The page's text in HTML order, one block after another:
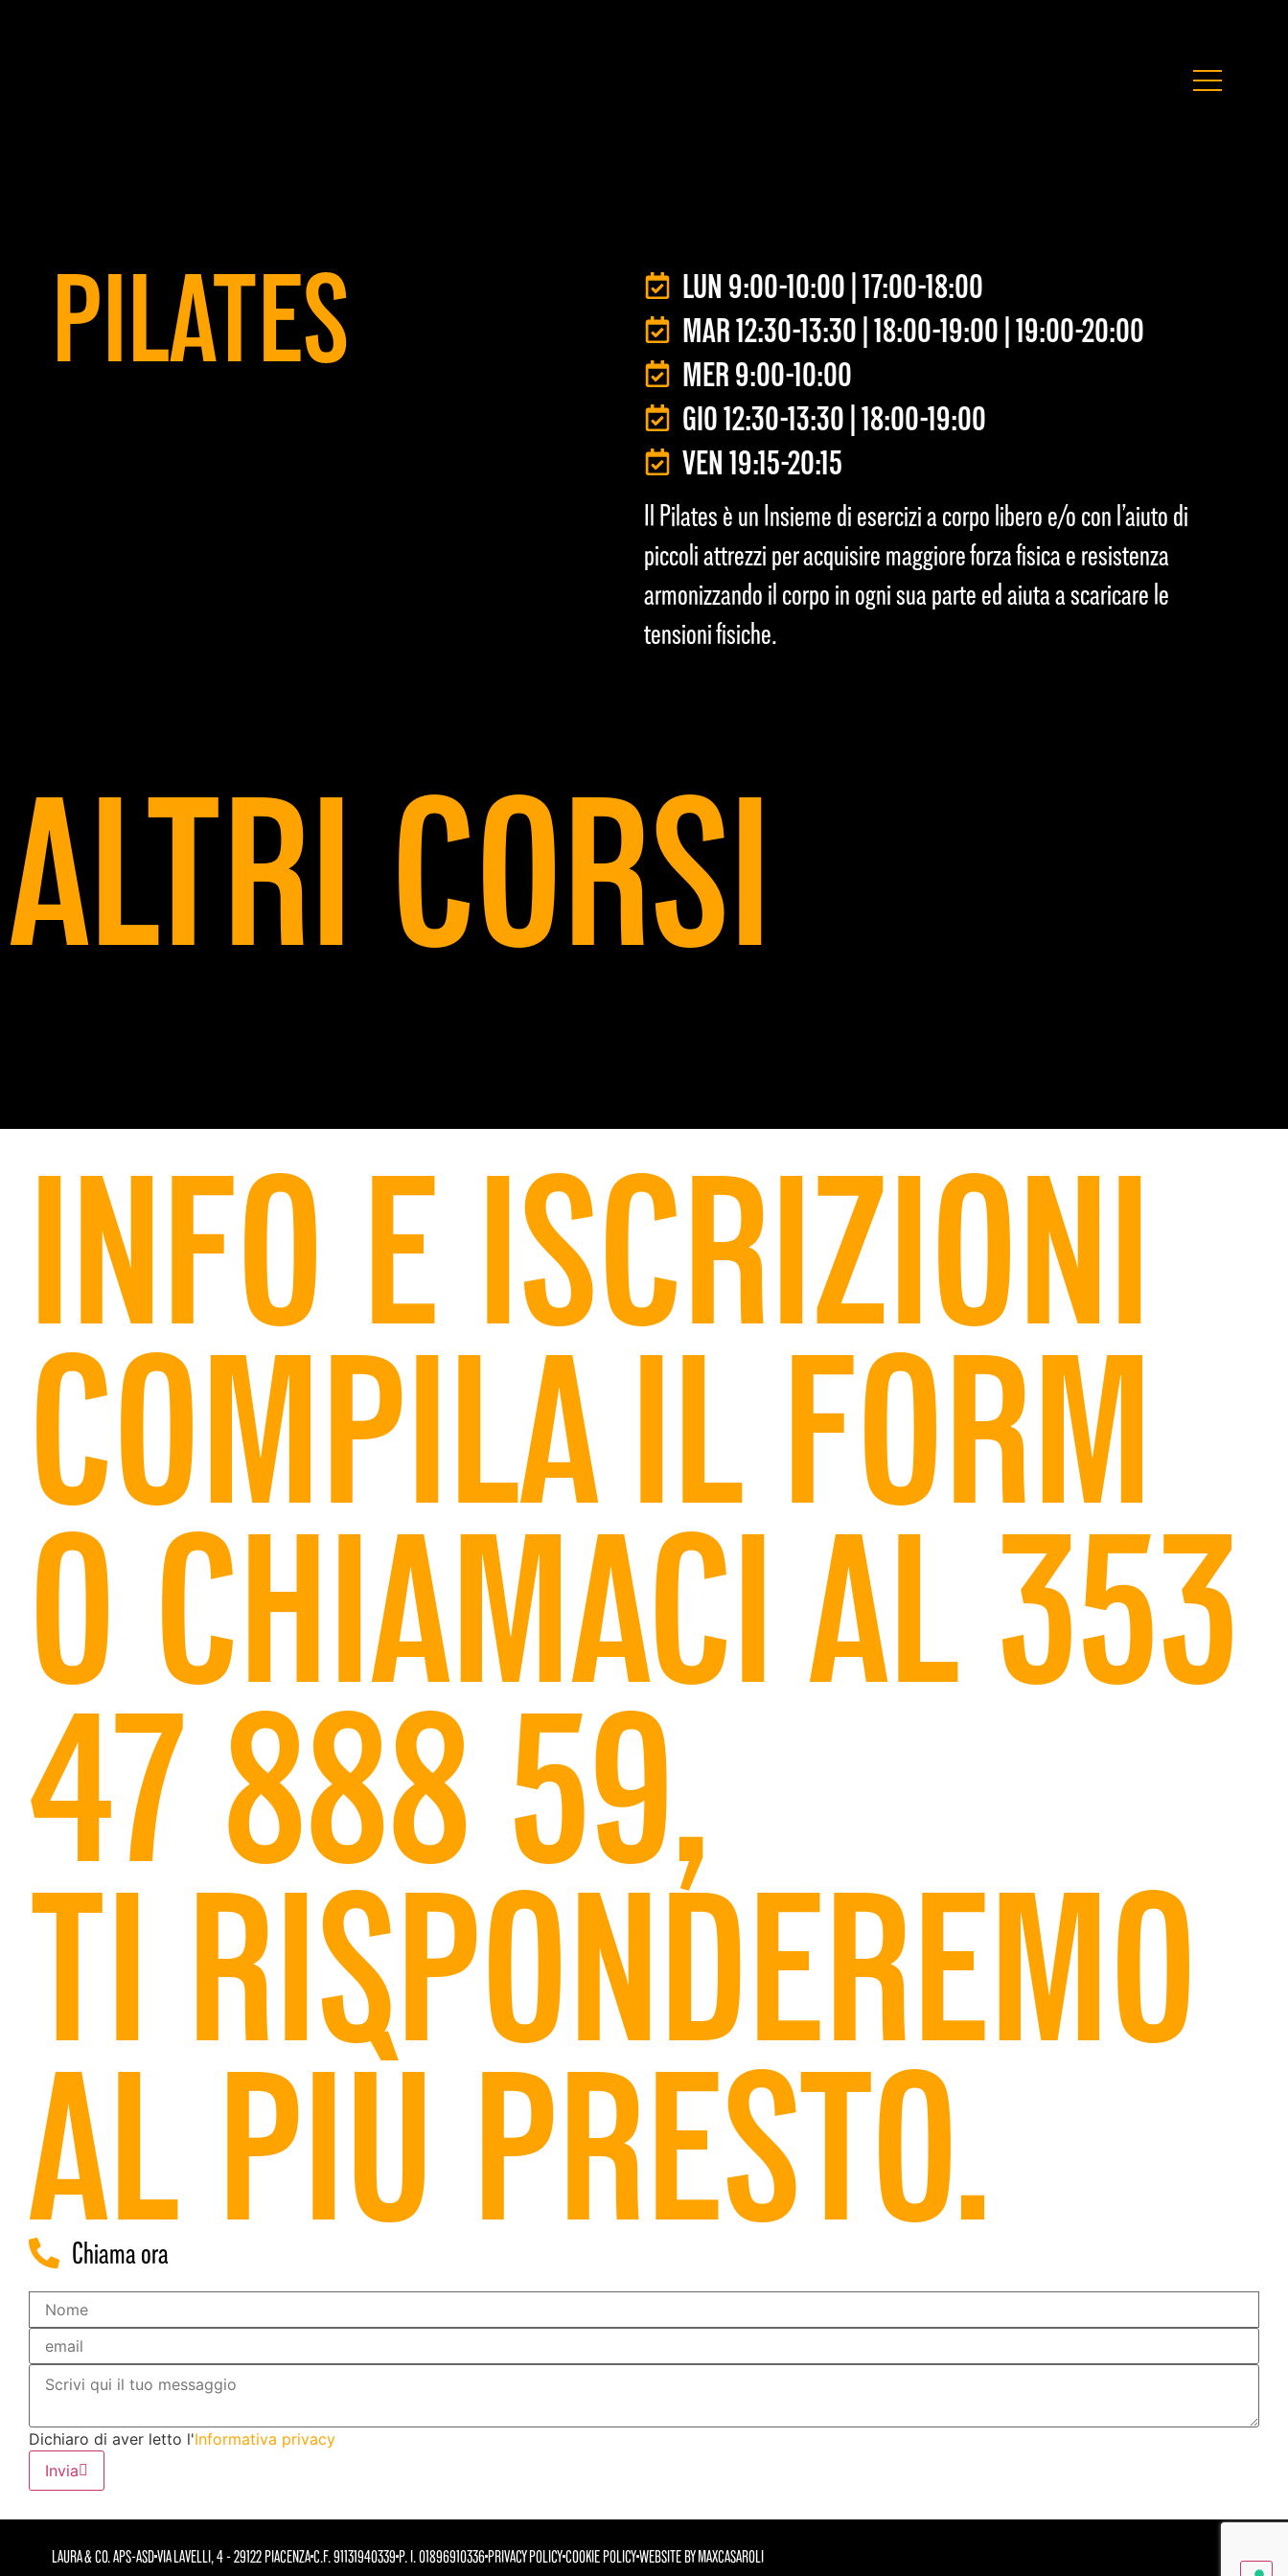
PILATES
LUN 9:00-10:00|17:00-18:00
MAR 12:30-13:30|18:00-19:00|19:00-20:00
MER 9:00-10:00
GIO 12:30-13:30|18:00-19:00
VEN 19:15-20:15
Il Pilates è un Insieme di esercizi a corpo libero e/o con l’aiuto di
piccoli attrezzi per acquisire maggiore forza fisica e resistenza
armonizzando il corpo in ogni sua parte ed aiuta a scaricare le
tensioni fisiche.
ALTRI CORSI
INFO E ISCRIZIONI
COMPILA IL FORM
O CHIAMACI AL353
47 888 59,
TI RISPONDEREMO
AL PIÙ PRESTO.
Chiama ora
Dichiaro di aver letto l'Informativa privacy
Invia
LAURA & CO. APS-ASDVIA LAVELLI, 4 - 29122 PIACENZAC.F. 91131940339P. I. 01896910336PRIVACY POLICYCOOKIE POLICYWEBSITE BY MAXCASAROLI